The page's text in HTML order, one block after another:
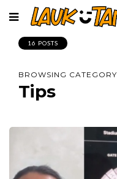
16 POSTS
BROWSING CATEGORY
Tips